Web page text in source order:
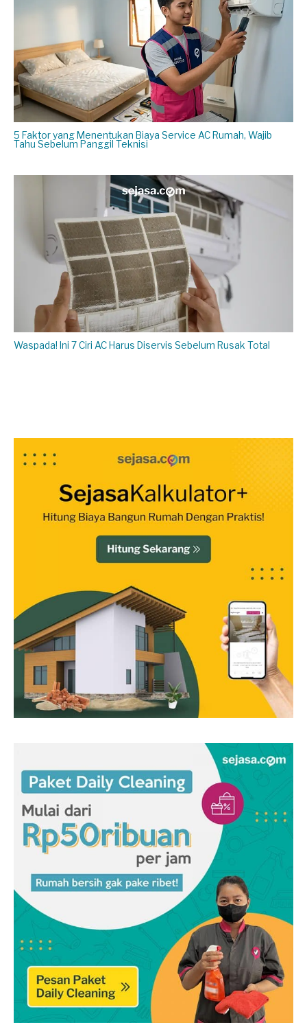
5 Faktor yang Menentukan Biaya Service AC Rumah, Wajib
Tahu Sebelum Panggil Teknisi
Waspada! Ini 7 Ciri AC Harus Diservis Sebelum Rusak Total